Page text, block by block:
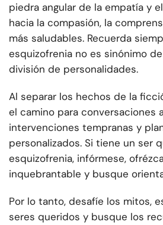
piedra angular de la empatía y
hacia la compasión, la
más saludables. Recuerda
esquizofrenia no es sinónimo
división de personalidades.
Al separar los hechos de la
el camino para conversaciones
intervenciones tempranas y
personalizados. Si tiene un ser
esquizofrenia, infórmese,
inquebrantable y busque
Por lo tanto, desafíe los mitos,
seres queridos y busque los